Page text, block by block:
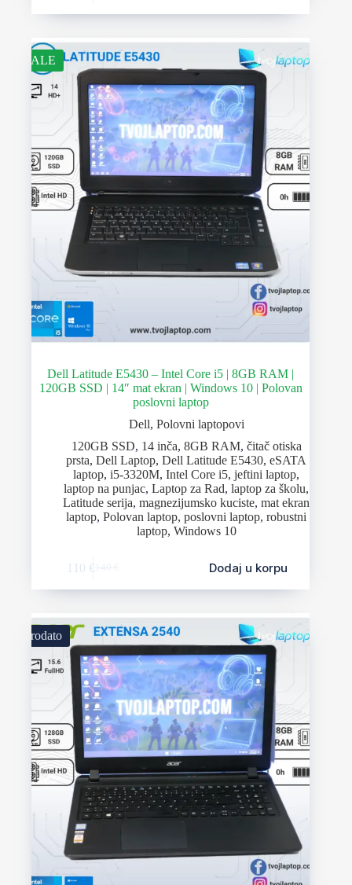
SALE
Dell Latitude E5430 – Intel Core i5 | 8GB RAM |
120GB SSD | 14″ mat ekran | Windows 10 | Polovan
poslovni laptop
Dell, Polovni laptopovi
120GB SSD, 14 inča, 8GB RAM, čitač otiska
prsta,Dell Laptop,Dell Latitude E5430,eSATA
laptop,i5-3320M,Intel Core i5,jeftini laptop,
laptop na punjac,Laptop za Rad,laptop za školu,
Latitude serija,magnezijumsko kuciste,mat ekran
laptop,Polovan laptop,poslovni laptop,robustni
laptop, Windows 10
110 € Dodaj u korpu
Prodato